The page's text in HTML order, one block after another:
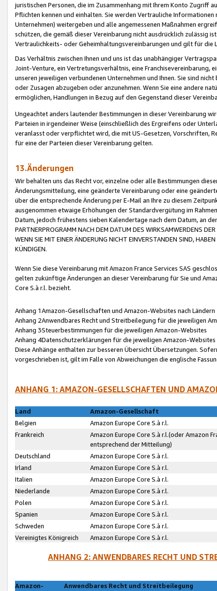
juristischen Personen, die im Zusammenhang mit Ihrem Konto
Pflichten kennen und einhalten. Sie werden Vertrauliche
Unternehmen) weitergeben und alle angemessenen Maßnahmen
schützen, die gemäß dieser Vereinbarung nicht ausdrücklich zulässig
Vertraulichkeits- oder Geheimhaltungsvereinbarungen und gilt für die
Das Verhältnis zwischen Ihnen und uns ist das unabhängiger
Joint-Venture, ein Vertretungsverhältnis, eine Franchisevereinbarung,
unseren jeweiligen verbundenen Unternehmen und Ihnen. Sie sind
oder Zusagen abzugeben oder anzunehmen. Wenn Sie eine andere
ermöglichen, Handlungen in Bezug auf den Gegenstand dieser
Ungeachtet anders lautender Bestimmungen in dieser Vereinbarung
Parteien in irgendeiner Weise (einschließlich des Ergreifens oder
veranlasst oder verpflichtet wird, die mit US-Gesetzen, Vorschriften,
für eine der Parteien dieser Vereinbarung gelten.
13.Änderungen
Wir behalten uns das Recht vor, einzelne oder alle Bestimmungen
Änderungsmitteilung, eine geänderte Vereinbarung oder eine
über die entsprechende Änderung per E-Mail an Ihre zu diesem
ausgenommen etwaige Erhöhungen der Standardvergütung im
Datum, jedoch frühestens sieben Kalendertage nach dem Datum, an
PARTNERPROGRAMM NACH DEM DATUM DES WIRKSAMWERDENS
WENN SIE MIT EINER ÄNDERUNG NICHT EINVERSTANDEN SIND,
KÜNDIGEN.
Wenn Sie diese Vereinbarung mit Amazon France Services SAS
gelten zukünftige Änderungen an dieser Vereinbarung für Sie und
Core S.à r.l. bezieht.
Anhang 1Amazon-Gesellschaften und Amazon-Websites nach Ländern
Anhang 2Anwendbares Recht und Streitbeilegung für die jeweiligen
Anhang 3Steuerbestimmungen für die jeweiligen Amazon-Websites
Anhang 4Datenschutzerklärungen für die jeweiligen Amazon-Websites
Diese Anhänge enthalten zur besseren Übersicht Übersetzungen.
vorgeschrieben ist, gilt im Falle von Abweichungen die englische
ANHANG 1: AMAZON-GESELLSCHAFTEN UND
Land
Amazon-Gesellschaft
Belgien
Amazon Europe Core S.à r.l.
Frankreich
Amazon Europe Core S.à r.l.(oder Amazon
entsprechend der Mitteilung)
Deutschland
Amazon Europe Core S.à r.l.
Irland
Amazon Europe Core S.à r.l.
Italien
Amazon Europe Core S.à r.l.
Niederlande
Amazon Europe Core S.à r.l.
Polen
Amazon Europe Core S.à r.l.
Spanien
Amazon Europe Core S.à r.l.
Schweden
Amazon Europe Core S.à r.l.
Vereinigtes Königreich
Amazon Europe Core S.à r.l.
ANHANG 2: ANWENDBARES RECHT UND
Amazon-
Anwendbares Recht und Streitbeilegung